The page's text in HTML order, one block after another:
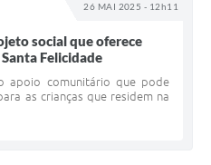
26 MAI 2025 - 12h11
social que oferece
Felicidade
apoio comunitário que pode
as crianças que residem na